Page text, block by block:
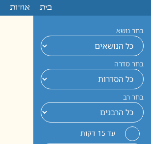
בית אודות
בחר נושא
בחר סדרה
בחר רב
עד 15 דקות